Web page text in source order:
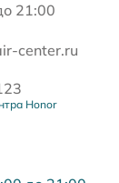
21:00
center.ru
Honor